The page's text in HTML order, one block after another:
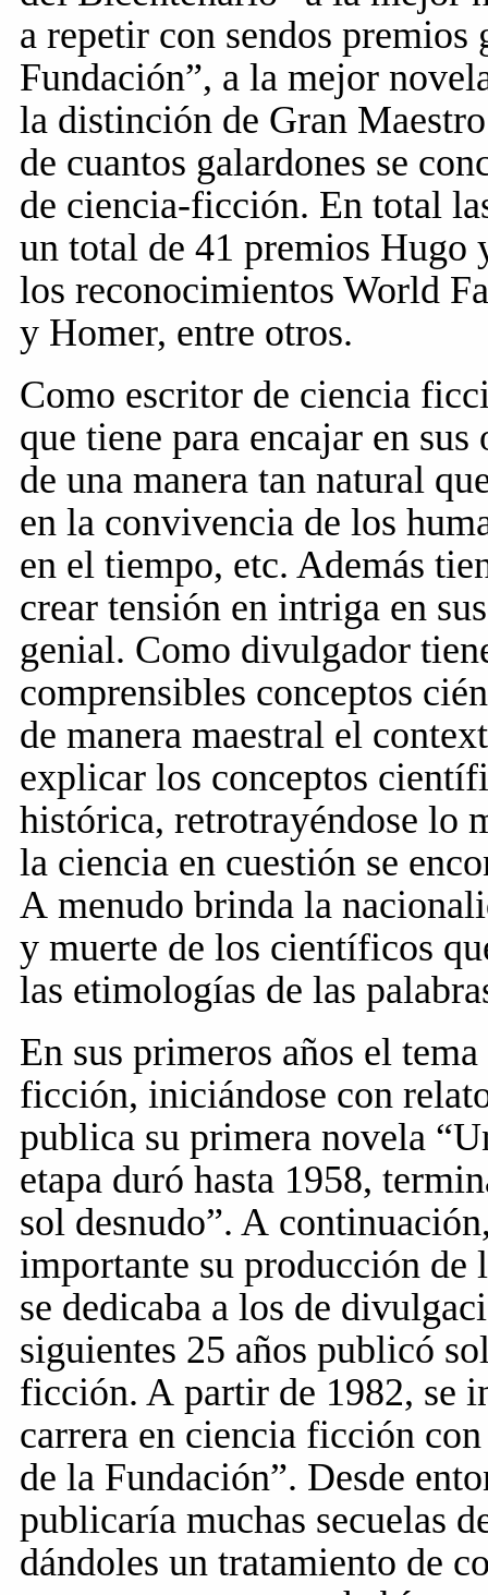
a repetir con sendos
Fundación”, a la mejor
la distinción de Gran
de cuantos galardones se
de ciencia-ficción. En total
un total de 41 premios Hugo
los reconocimientos World
y Homer, entre otros.
Como escritor de ciencia
que tiene para encajar en
de una manera tan natural
en la convivencia de los
en el tiempo, etc. Además
crear tensión en intriga en
genial. Como divulgador
comprensibles conceptos
de manera maestral el
explicar los conceptos
histórica, retrotrayéndose lo
la ciencia en cuestión se
A menudo brinda la
y muerte de los científicos
las etimologías de las
En sus primeros años el
ficción, iniciándose con
publica su primera novela
etapa duró hasta 1958,
sol desnudo”. A
importante su producción
se dedicaba a los de
siguientes 25 años publicó
ficción. A partir de 1982, se
carrera en ciencia ficción
de la Fundación”. Desde
publicaría muchas secuelas
dándoles un tratamiento de